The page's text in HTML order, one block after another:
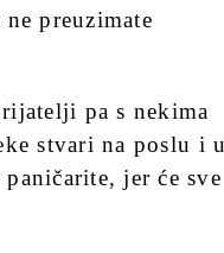
preuzimate
pa s nekima
stvari na poslu i u
jer će sve